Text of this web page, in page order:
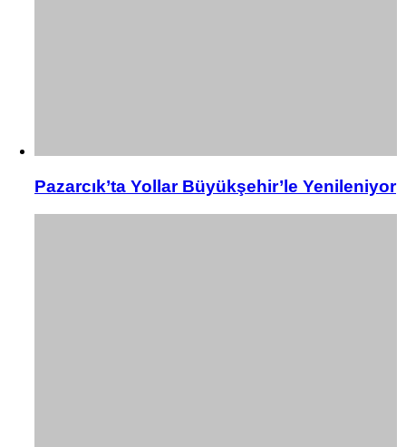
Pazarcık’ta Yollar Büyükşehir’le Yenileniyor